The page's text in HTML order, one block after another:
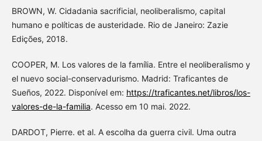
BROWN, W. Cidadania sacrificial, neoliberalismo, capital
humano e políticas de austeridade. Rio de Janeiro: Zazie
Edições, 2018.
COOPER, M. Los valores de la família. Entre el neoliberalismo y
el nuevo social-conservadurismo. Madrid: Traficantes de
Sueños, 2022. Disponível em: https://traficantes.net/libros/los-
valores-de-la-familia. Acesso em 10 mai. 2022.
DARDOT, Pierre. et al. A escolha da guerra civil. Uma outra